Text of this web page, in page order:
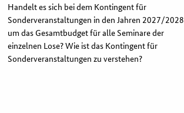
Handelt es sich bei dem Kontingent für
Sonderveranstaltungen in den Jahren 2027/2028
um das Gesamtbudget für alle Seminare der
einzelnen Lose? Wie ist das Kontingent für
Sonderveranstaltungen zu verstehen?